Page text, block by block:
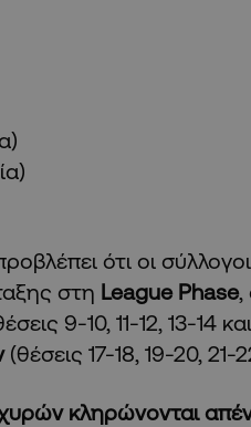
ότι οι
στη League Phase,
9-10, 11-12, 13-14
(θέσεις 17-18, 19-20, 21-
κληρώνονται